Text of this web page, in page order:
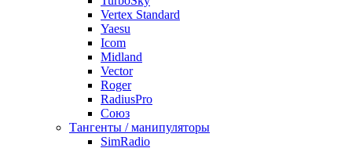
Vertex Standard
Yaesu
Icom
Midland
Vector
Roger
RadiusPro
Союз
Тангенты / манипуляторы
SimRadio